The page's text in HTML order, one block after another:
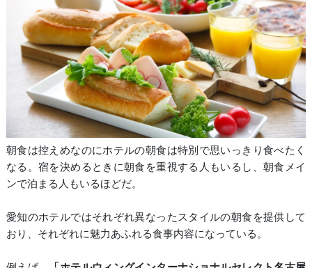
朝食は控えめなのにホテルの朝食は特別で思いっきり食べたく
なる。宿を決めるときに朝食を重視する人もいるし、朝食メイ
ンで泊まる人もいるほどだ。
愛知のホテルではそれぞれ異なったスタイルの朝食を提供して
おり、それぞれに魅力あふれる食事内容になっている。